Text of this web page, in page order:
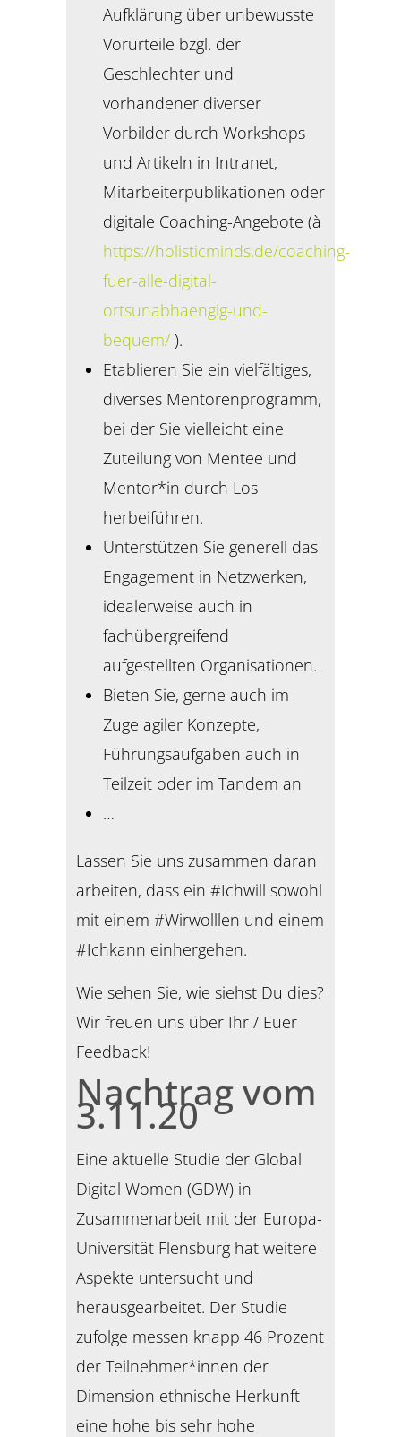
Aufklärung über unbewusste
Vorurteile bzgl. der
Geschlechter und
vorhandener diverser
Vorbilder durch Workshops
und Artikeln in Intranet,
Mitarbeiterpublikationen oder
digitale Coaching-Angebote (à
https://holisticminds.de/coaching-
fuer-alle-digital-
ortsunabhaengig-und-
bequem/ ).
Etablieren Sie ein vielfältiges,
diverses Mentorenprogramm,
bei der Sie vielleicht eine
Zuteilung von Mentee und
Mentor*in durch Los
herbeiführen.
Unterstützen Sie generell das
Engagement in Netzwerken,
idealerweise auch in
fachübergreifend
aufgestellten Organisationen.
Bieten Sie, gerne auch im
Zuge agiler Konzepte,
Führungsaufgaben auch in
Teilzeit oder im Tandem an
…
Lassen Sie uns zusammen daran
arbeiten, dass ein #Ichwill sowohl
mit einem #Wirwolllen und einem
#Ichkann einhergehen.
Wie sehen Sie, wie siehst Du dies?
Wir freuen uns über Ihr / Euer
Feedback!
Nachtrag vom
3.11.20
Eine aktuelle Studie der Global
Digital Women (GDW) in
Zusammenarbeit mit der Europa-
Universität Flensburg hat weitere
Aspekte untersucht und
herausgearbeitet. Der Studie
zufolge messen knapp 46 Prozent
der Teilnehmer*innen der
Dimension ethnische Herkunft
eine hohe bis sehr hohe